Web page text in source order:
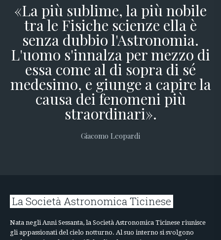
«La più sublime, la più nobile
tra le Fisiche scienze ella è
senza dubbio l'Astronomia.
L'uomo s'innalza per mezzo di
essa come al di sopra di sé
medesimo, e giunge a capire la
causa dei fenomeni più
straordinari».
Giacomo Leopardi
La Società Astronomica Ticinese
Nata negli Anni Sessanta, la Società Astronomica Ticinese riunisce
gli appassionati del cielo notturno. Al suo interno si svolgono